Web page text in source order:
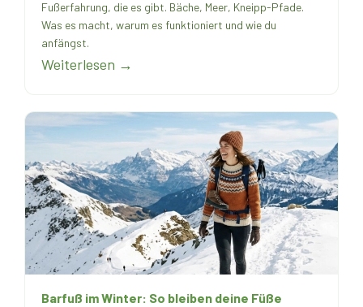
Fußerfahrung, die es gibt. Bäche, Meer, Kneipp-Pfade.
Was es macht, warum es funktioniert und wie du
anfängst.
Weiterlesen →
Barfuß im Winter: So bleiben deine Füße